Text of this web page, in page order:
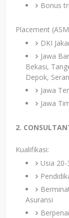
Bonus
Placement
DKI
Jawa
Bekasi,
Depok,
Jawa
Jawa
2.
Kualifikasi:
Usia
Asuransi